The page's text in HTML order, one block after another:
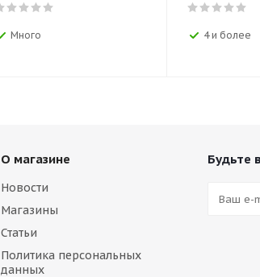
Много 4 и более
О магазине
Новости
Магазины
Статьи
Политика персональных
данных
Будьте